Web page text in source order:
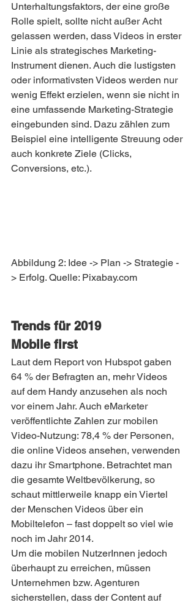
Unterhaltungsfaktors, der eine große
Rolle spielt, sollte nicht außer Acht
gelassen werden, dass Videos in erster
Linie als strategisches Marketing-
Instrument dienen. Auch die lustigsten
oder informativsten Videos werden nur
wenig Effekt erzielen, wenn sie nicht in
eine umfassende Marketing-Strategie
eingebunden sind. Dazu zählen zum
Beispiel eine intelligente Streuung oder
auch konkrete Ziele (Clicks,
Conversions, etc.).
Abbildung 2: Idee -> Plan -> Strategie -
> Erfolg. Quelle: Pixabay.com
Trends für 2019
Mobile first
Laut dem Report von Hubspot gaben
64 % der Befragten an, mehr Videos
auf dem Handy anzusehen als noch
vor einem Jahr. Auch eMarketer
veröffentlichte Zahlen zur mobilen
Video-Nutzung: 78,4 % der Personen,
die online Videos ansehen, verwenden
dazu ihr Smartphone. Betrachtet man
die gesamte Weltbevölkerung, so
schaut mittlerweile knapp ein Viertel
der Menschen Videos über ein
Mobiltelefon – fast doppelt so viel wie
noch im Jahr 2014.
Um die mobilen NutzerInnen jedoch
überhaupt zu erreichen, müssen
Unternehmen bzw. Agenturen
sicherstellen, dass der Content auf